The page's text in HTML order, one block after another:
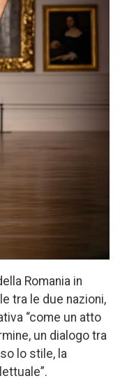
Romania in
tra le due nazioni,
“come un atto
un dialogo tra
lo stile, la